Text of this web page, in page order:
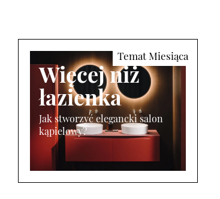
Więcej niż
łazienka
Jak stworzyć elegancki salon
kąpielowy?